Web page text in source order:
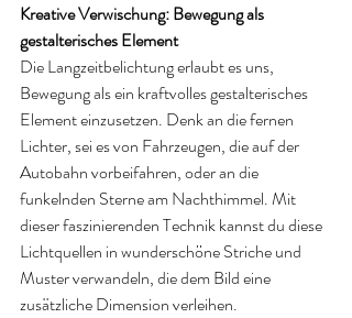
Kreative Verwischung: Bewegung als
gestalterisches Element
Die Langzeitbelichtung erlaubt es uns,
Bewegung als ein kraftvolles gestalterisches
Element einzusetzen. Denk an die fernen
Lichter, sei es von Fahrzeugen, die auf der
Autobahn vorbeifahren, oder an die
funkelnden Sterne am Nachthimmel. Mit
dieser faszinierenden Technik kannst du diese
Lichtquellen in wunderschöne Striche und
Muster verwandeln, die dem Bild eine
zusätzliche Dimension verleihen.